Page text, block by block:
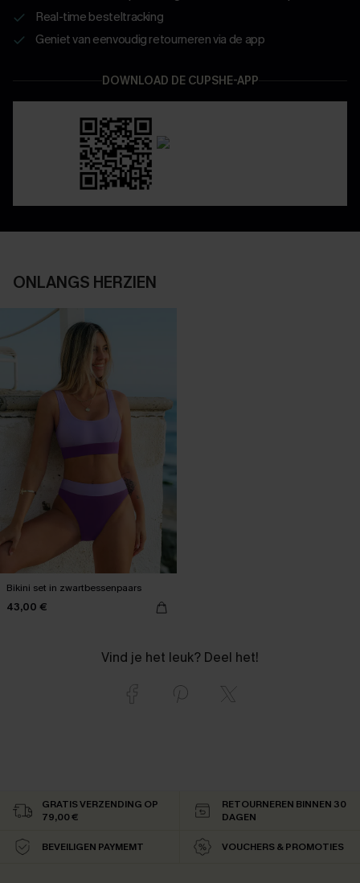
Real-time besteltracking
Geniet van eenvoudig retourneren via de app
DOWNLOAD DE CUPSHE-APP
ONLANGS HERZIEN
Bikini set in zwartbessenpaars
43,00 €
Vind je het leuk? Deel het!
GRATIS VERZENDING OP
79,00 €
RETOURNEREN BINNEN 30
DAGEN
BEVEILIGEN PAYMEMT VOUCHERS & PROMOTIES